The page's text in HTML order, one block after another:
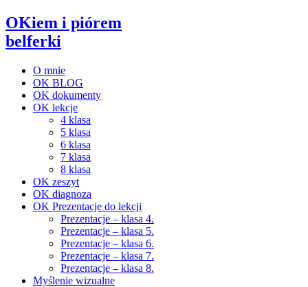
OKiem i piórem
belferki
O mnie
OK BLOG
OK dokumenty
OK lekcje
4 klasa
5 klasa
6 klasa
7 klasa
8 klasa
OK zeszyt
OK diagnoza
OK Prezentacje do lekcji
Prezentacje – klasa 4.
Prezentacje – klasa 5.
Prezentacje – klasa 6.
Prezentacje – klasa 7.
Prezentacje – klasa 8.
Myślenie wizualne